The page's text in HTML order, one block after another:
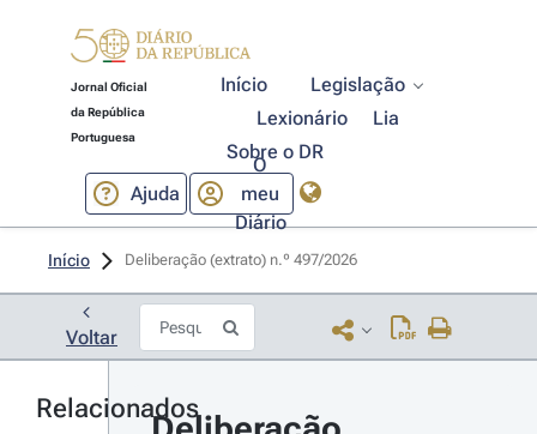
Jornal Oficial
da República
Portuguesa
Início
Legislação
Lexionário
Lia
Sobre o DR
Ajuda
O
meu
Diário
Início Deliberação (extrato) n.º 497/2026
Voltar
Relacionados